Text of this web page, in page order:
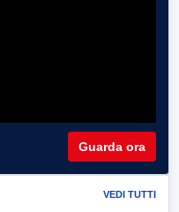
Guarda ora
VEDI TUTTI